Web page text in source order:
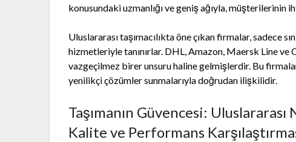
konusundaki uzmanlığı ve geniş ağıyla, müşterilerinin
Uluslararası taşımacılıkta öne çıkan firmalar, sadece
hizmetleriyle tanınırlar. DHL, Amazon, Maersk Line
vazgeçilmez birer unsuru haline gelmişlerdir. Bu
yenilikçi çözümler sunmalarıyla doğrudan ilişkilidir.
Taşımanın Güvencesi:
Kalite ve Performans